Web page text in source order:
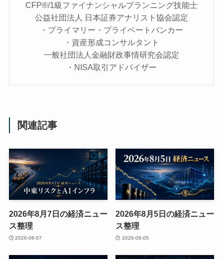
CFP®/1級ファイナンシャルプランニング技能士
公益社団法人 日本証券アナリスト協会認定
・プライマリー・プライベートバンカー
・資産形成コンサルタント
一般社団法人金融財政事情研究会認定
・NISA取引アドバイザー
関連記事
2026年8月7日の経済ニュー
ス整理
2026-08-07
2026年8月5日の経済ニュー
ス整理
2026-08-05